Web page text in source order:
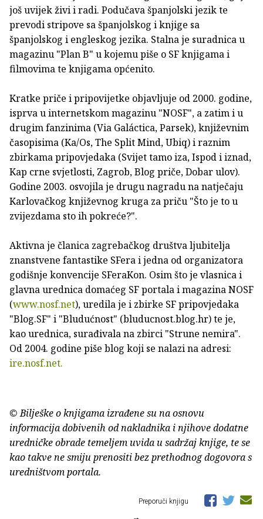
još uvijek živi i radi. Podučava španjolski jezik te
prevodi stripove sa španjolskog i knjige sa
španjolskog i engleskog jezika. Stalna je suradnica u
magazinu "Plan B" u kojemu piše o SF knjigama i
filmovima te knjigama općenito.
Kratke priče i pripovijetke objavljuje od 2000. godine,
isprva u internetskom magazinu "NOSF", a zatim i u
drugim fanzinima (Via Galáctica, Parsek), književnim
časopisima (Ka/Os, The Split Mind, Ubiq) i raznim
zbirkama pripovjedaka (Svijet tamo iza, Ispod i iznad,
Kap crne svjetlosti, Zagrob, Blog priče, Dobar ulov).
Godine 2003. osvojila je drugu nagradu na natječaju
Karlovačkog književnog kruga za priču "Što je to u
zvijezdama sto ih pokreće?".
Aktivna je članica zagrebačkog društva ljubitelja
znanstvene fantastike SFera i jedna od organizatora
godišnje konvencije SFeraKon. Osim što je vlasnica i
glavna urednica domaćeg SF portala i magazina NOSF
(www.nosf.net), uredila je i zbirke SF pripovjedaka
"Blog.SF" i "Bludućnost" (bluducnost.blog.hr) te je,
kao urednica, surađivala na zbirci "Strune nemira".
Od 2004. godine piše blog koji se nalazi na adresi:
ire.nosf.net.
© Bilješke o knjigama izrađene su na osnovu
informacija dobivenih od nakladnika i njihove dodatne
uredničke obrade temeljem uvida u sadržaj knjige, te se
kao takve ne smiju prenositi bez prethodnog dogovora s
uredništvom portala.
Preporuči knjigu